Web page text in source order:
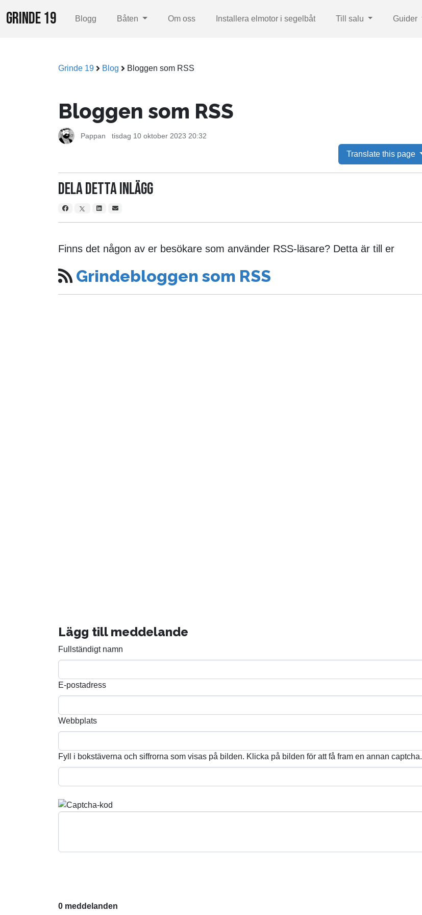
GRINDE 19 Blogg Båten Om oss Installera elmotor i segelbåt Till salu Guider
Grinde 19 Blog Bloggen som RSS
Bloggen som RSS
Pappan tisdag 10 oktober 2023 20:32
Translate this page
Dela detta inlägg
Finns det någon av er besökare som använder RSS-läsare? Detta är till er
Grindebloggen som RSS
Lägg till meddelande
Fullständigt namn
E-postadress
Webbplats
Fyll i bokstäverna och siffrorna som visas på bilden. Klicka på bilden för att få fram en annan captcha.
0 meddelanden